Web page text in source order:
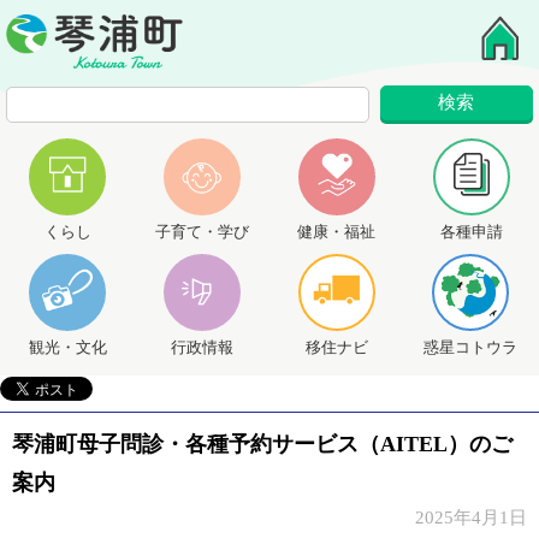
くらし 子育て・学び 健康・福祉 各種申請
観光・文化 行政情報 移住ナビ 惑星コトウラ
琴浦町母子問診・各種予約サービス（AITEL）のご
案内
2025年4月1日